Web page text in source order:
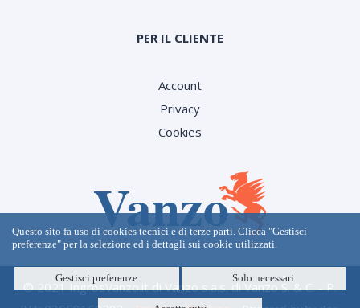
PER IL CLIENTE
Account
Privacy
Cookies
© 2021 IngrosVanzo.it di Vanzo s.a.s. di Vanzo S. & C. - P.
Questo sito fa uso di cookies tecnici e di terze parti. Clicca "Gestisci
preferenze" per la selezione ed i dettagli sui cookie utilizzati.
Gestisci preferenze Solo necessari